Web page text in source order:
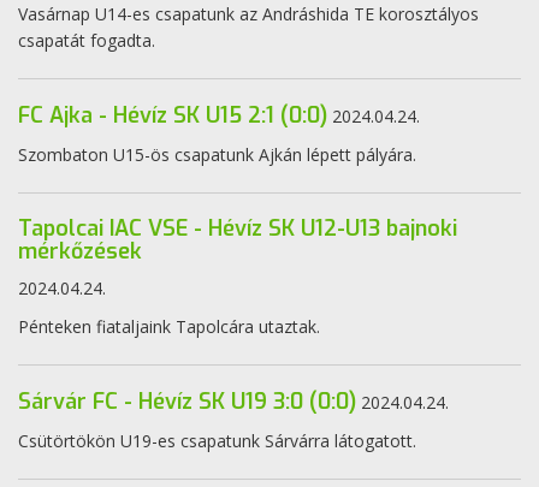
Vasárnap U14-es csapatunk az Andráshida TE korosztályos
csapatát fogadta.
FC Ajka - Hévíz SK U15 2:1 (0:0) 2024.04.24.
Szombaton U15-ös csapatunk Ajkán lépett pályára.
Tapolcai IAC VSE - Hévíz SK U12-U13 bajnoki
mérkőzések
2024.04.24.
Pénteken fiataljaink Tapolcára utaztak.
Sárvár FC - Hévíz SK U19 3:0 (0:0) 2024.04.24.
Csütörtökön U19-es csapatunk Sárvárra látogatott.